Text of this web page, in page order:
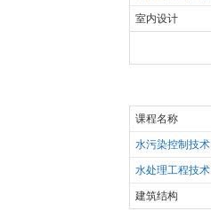
室内设计
课程名称
水污染控制技术
水处理工程技术
建筑结构